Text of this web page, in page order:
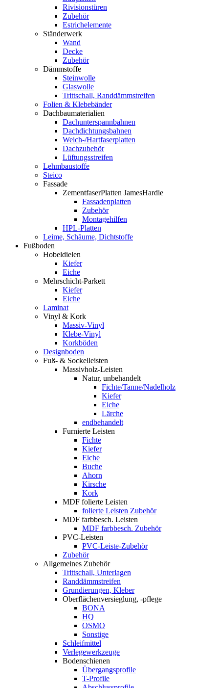
Rivisionstüren
Zubehör
Estrichelemente
Ständerwerk
Wand
Decke
Zubehör
Dämmstoffe
Steinwolle
Glaswolle
Trittschall, Randdämmstreifen
Folien & Klebebänder
Dachbaumaterialien
Dachunterspannbahnen
Dachdichtungsbahnen
Weich-/Hartfaserplatten
Dachzubehör
Lüftungsstreifen
Lehmbaustoffe
Steico
Fassade
ZementfaserPlatten JamesHardie
Fassadenplatten
Zubehör
Montagehilfen
HPL-Platten
Leime, Schäume, Dichtstoffe
Fußboden
Hobeldielen
Kiefer
Eiche
Mehrschicht-Parkett
Kiefer
Eiche
Laminat
Vinyl & Kork
Massiv-Vinyl
Klebe-Vinyl
Korkböden
Designboden
Fuß- & Sockelleisten
Massivholz-Leisten
Natur, unbehandelt
Fichte/Tanne/Nadelholz
Kiefer
Eiche
Lärche
endbehandelt
Furnierte Leisten
Fichte
Kiefer
Eiche
Buche
Ahorn
Kirsche
Kork
MDF folierte Leisten
folierte Leisten Zubehör
MDF farbbesch. Leisten
MDF farbbesch. Zubehör
PVC-Leisten
PVC-Leiste-Zubehör
Zubehör
Allgemeines Zubehör
Trittschall, Unterlagen
Randdämmstreifen
Grundierungen, Kleber
Oberflächenversieglung, -pflege
BONA
HQ
OSMO
Sonstige
Schleifmittel
Verlegewerkzeuge
Bodenschienen
Übergangsprofile
T-Profile